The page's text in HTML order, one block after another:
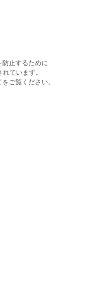
防止するために
ています。
をご覧ください。